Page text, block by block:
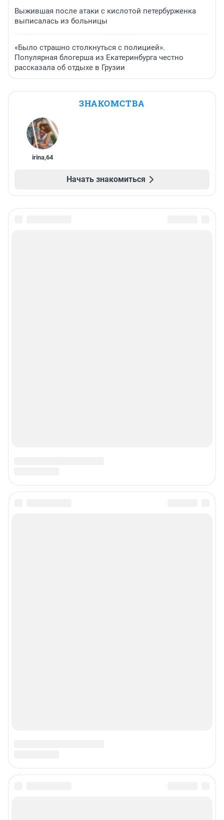
Выжившая после атаки с кислотой петербурженка
выписалась из больницы
«Было страшно столкнуться с полицией».
Популярная блогерша из Екатеринбурга честно
рассказала об отдыхе в Грузии
ЗНАКОМСТВА
irina,64
Начать знакомиться